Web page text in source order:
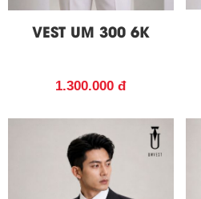
VEST UM 300 6K
1.300.000 đ